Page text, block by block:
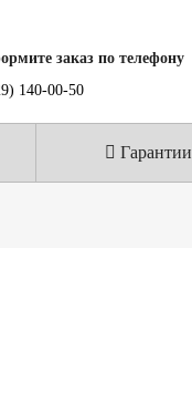
заказ по телефону
140-00-50
Гарантии